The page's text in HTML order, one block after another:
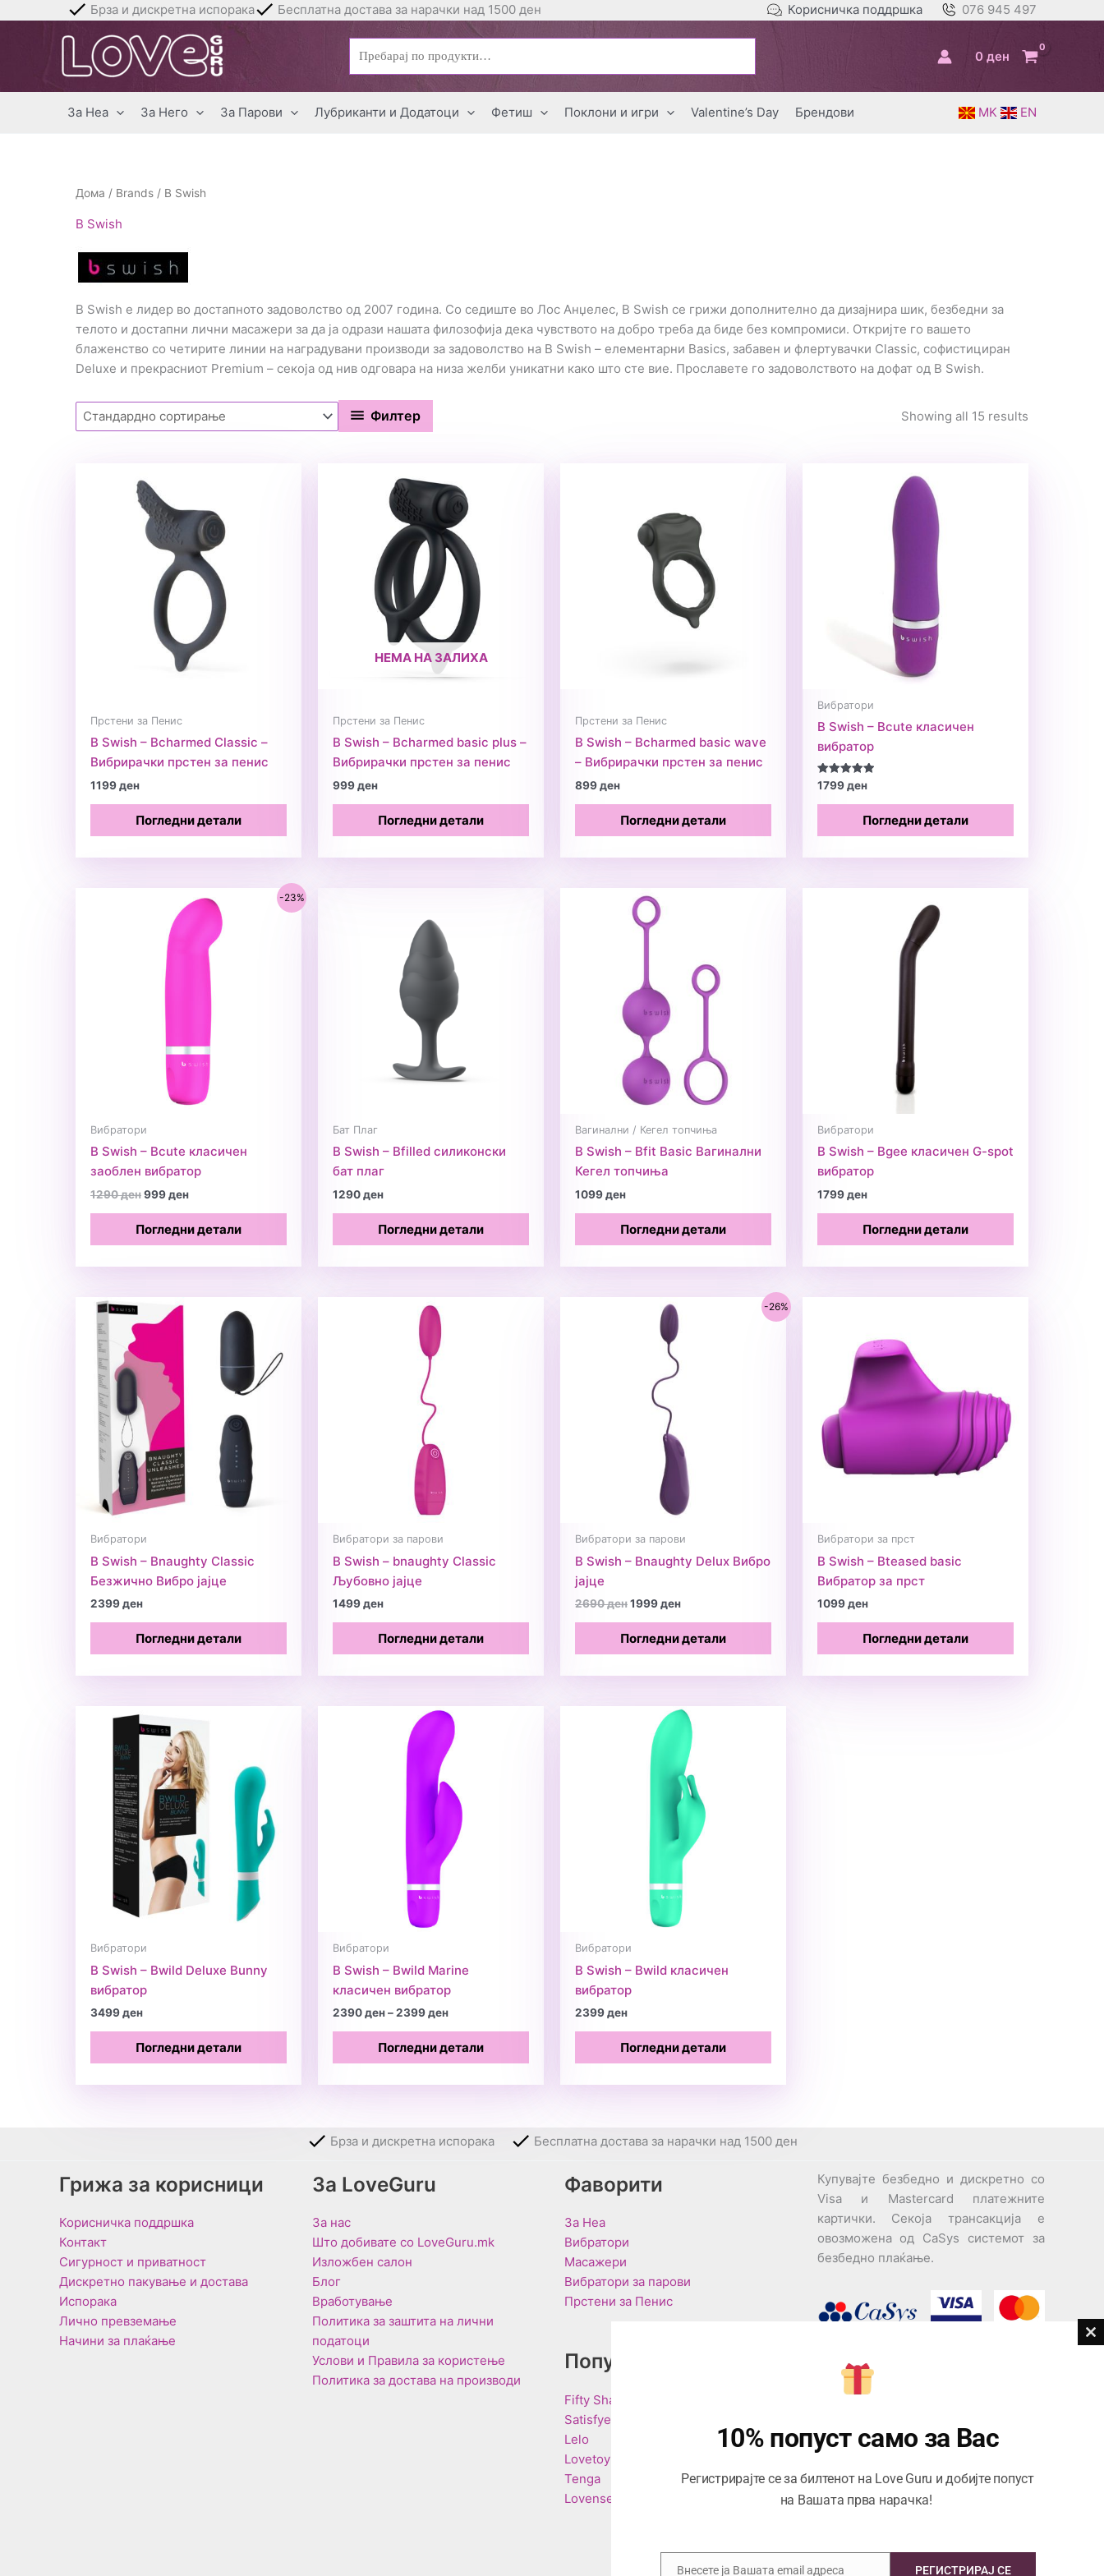
Брза и дискретна испорака Бесплатна достава за нарачки над 1500 ден Корисничка поддршка 076 945 497
0 ден
За Неа За Него За Парови Лубриканти и Додатоци Фетиш Поклони и игри Valentine’s Day Брендови MK EN
Дома / Brands / B Swish
B Swish
B Swish е лидер во достапното задоволство од 2007 година. Со седиште во Лос Анџелес, B Swish се грижи дополнително да дизајнира шик, безбедни за
телото и достапни лични масажери за да ја одрази нашата филозофија дека чувството на добро треба да биде без компромиси. Откријте го вашето
блаженство со четирите линии на наградувани производи за задоволство на B Swish – елементарни Basics, забавен и флертувачки Classic, софистициран
Deluxe и прекрасниот Premium – секоја од нив одговара на низа желби уникатни како што сте вие. Прославете го задоволството на дофат од B Swish.
Филтер Showing all 15 results
Прстени за Пенис
B Swish – Bcharmed Classic –
Вибрирачки прстен за пенис
1199ден
Погледни детали
НЕМА НА ЗАЛИХА
Прстени за Пенис
B Swish – Bcharmed basic plus –
Вибрирачки прстен за пенис
999ден
Погледни детали
Прстени за Пенис
B Swish – Bcharmed basic wave
– Вибрирачки прстен за пенис
899ден
Погледни детали
Вибратори
B Swish – Bcute класичен
вибратор
Оценето
5.00
од 5
1799ден
Погледни детали
-23%
Вибратори
B Swish – Bcute класичен
заоблен вибратор
1290денOriginal
1290 ден.
999денCurrent
999 ден.
Погледни детали
Бат Плаг
B Swish – Bfilled силиконски
бат плаг
1290ден
Погледни детали
Вагинални / Кегел топчиња
B Swish – Bfit Basic Вагинални
Кегел топчиња
1099ден
Погледни детали
Вибратори
B Swish – Bgee класичен G-spot
вибратор
1799ден
Погледни детали
Вибратори
B Swish – Bnaughty Classic
Безжично Вибро јајце
2399ден
Погледни детали
Вибратори за парови
B Swish – bnaughty Classic
Љубовно јајце
1499ден
Погледни детали
-26%
Вибратори за парови
B Swish – Bnaughty Delux Вибро
јајце
2690денOriginal
2690 ден.
1999денCurrent
1999 ден.
Погледни детали
Вибратори за прст
B Swish – Bteased basic
Вибратор за прст
1099ден
Погледни детали
Вибратори
B Swish – Bwild Deluxe Bunny
вибратор
3499ден
Погледни детали
Вибратори
B Swish – Bwild Marine
класичен вибратор
2390ден–2399денPrice
through
2399 ден
Погледни детали
Вибратори
B Swish – Bwild класичен
вибратор
2399ден
Погледни детали
Брза и дискретна испорака Бесплатна достава за нарачки над 1500 ден
Грижа за корисници
Корисничка поддршка
Контакт
Сигурност и приватност
Дискретно пакување и достава
Испорака
Лично превземање
Начини за плаќање
За LoveGuru
За нас
Што добивате со LoveGuru.mk
Изложбен салон
Блог
Вработување
Политика за заштита на лични
податоци
Услови и Правила за користење
Политика за достава на производи
Фаворити
За Неа
Вибратори
Масажери
Вибратори за парови
Прстени за Пенис
Популарни Брендови
Fifty Shades of Grey
Satisfyer
Lelo
Lovetoy
Tenga
Lovense
Купувајте безбедно и дискретно со
Visa и Mastercard платежните
картички. Секоја трансакција е
овозможена од CaSys системот за
безбедно плаќање.
Центар за корисници
076945497; 076945498
Email:
contact@loveguru.mk
Саб – Нед: 10-18
10% попуст само за Вас
Регистрирајте се за билтенот на Love Guru и добијте попуст
на Вашата прва нарачка!
Внесете ја Вашата email адреса РЕГИСТРИРАЈ СЕ